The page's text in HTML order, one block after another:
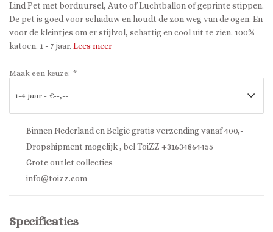
Lind Pet met borduursel, Auto of Luchtballon of geprinte stippen.
De pet is goed voor schaduw en houdt de zon weg van de ogen. En
voor de kleintjes om er stijlvol, schattig en cool uit te zien. 100%
katoen. 1 - 7 jaar. Lees meer
Maak een keuze: *
Binnen Nederland en België gratis verzending vanaf 400,-
Dropshipment mogelijk , bel ToiZZ +31634864455
Grote outlet collecties
info@toizz.com
Specificaties